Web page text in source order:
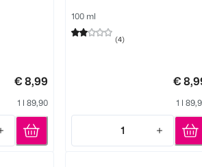
€ 8,99
1 l 89,90
100 ml
(4)
€
1 l
1
Quantity: 1